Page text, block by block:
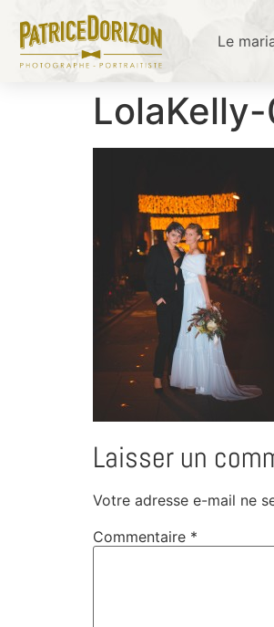
Le
Laisser un
Votre adresse e-mail ne
Commentaire *